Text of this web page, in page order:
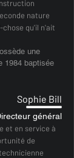
nature
chose qu'il n'ait
une
1984 baptisée
Sophie Bill
général
et en service à
de